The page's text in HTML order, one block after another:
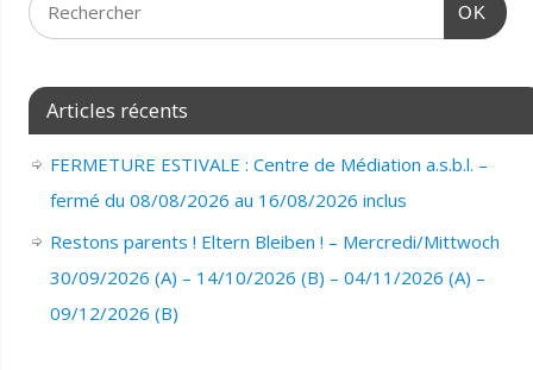
OK
Articles récents
FERMETURE ESTIVALE : Centre de Médiation a.s.b.l. –
fermé du 08/08/2026 au 16/08/2026 inclus
Restons parents ! Eltern Bleiben ! – Mercredi/Mittwoch
30/09/2026 (A) – 14/10/2026 (B) – 04/11/2026 (A) –
09/12/2026 (B)